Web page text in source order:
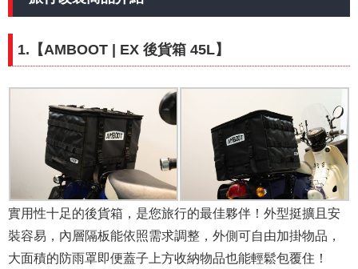
1.【 AMBOOT | EX 後貨箱 45L】
實用性十足的後貨箱，是您旅行的最佳夥伴！外型挺擴且安
裝容易，內層隔板能依照需求調整，外側可自由加掛物品，
大面積的防雨罩即便蓋子上方收納物品也能輕鬆包覆住！